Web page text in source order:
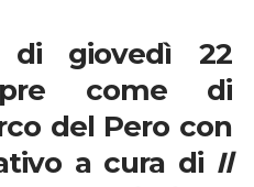
di giovedì 22
come di
del Pero con
a cura di Il